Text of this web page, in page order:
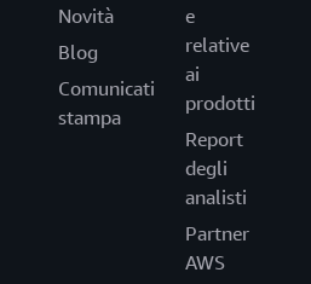
Novità
Blog
Comunicati
stampa
e
relative
ai
prodotti
Report
degli
analisti
Partner
AWS